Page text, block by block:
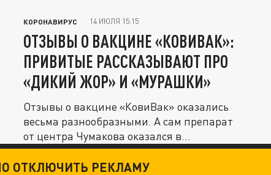
КОРОНАВИРУС 14 ИЮЛЯ 15:15
ОТЗЫВЫ О ВАКЦИНЕ «КОВИВАК»:
ПРИВИТЫЕ РАССКАЗЫВАЮТ ПРО
«ДИКИЙ ЖОР» И «МУРАШКИ»
Отзывы о вакцине «КовиВак» оказались
весьма разнообразными. А сам препарат
от центра Чумакова оказался в...
ОТКЛЮЧИТЬ РЕКЛАМУ